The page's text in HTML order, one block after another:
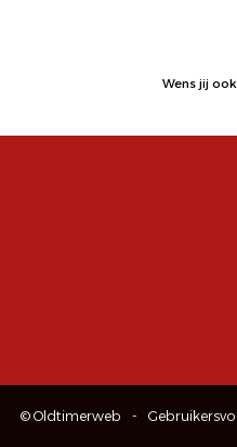
Wens jij
© Oldtimerweb